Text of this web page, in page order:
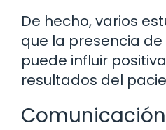
De hecho, varios
que la presencia
puede influir
resultados del